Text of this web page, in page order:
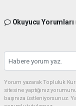
Okuyucu Yorumları
Yorum yazarak Topluluk
sitesine yaptığınız
başınıza üstleniyorsunuz.